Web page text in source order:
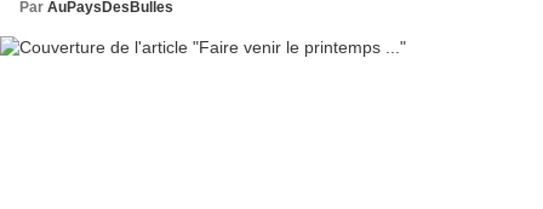
Par AuPaysDesBulles